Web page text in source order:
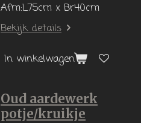
Afm:L75cm x Br40cm
Bekijk details
In winkelwagen
Oud aardewerk
potje/kruikje